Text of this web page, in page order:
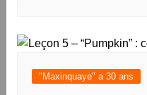
"Maxinquaye" a 30 ans